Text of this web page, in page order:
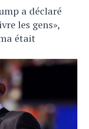
a déclaré
les gens»,
était